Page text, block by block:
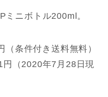
ミニボトル200ml。
条件付き送料無料）
（2020年7月28日現